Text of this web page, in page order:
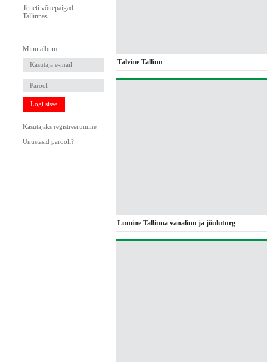
Teneti võttepaigad
Tallinnas
Minu album
Logi sisse
Kasutajaks registreerumine
Unustasid parooli?
Talvine Tallinn
Lumine Tallinna vanalinn ja jõuluturg